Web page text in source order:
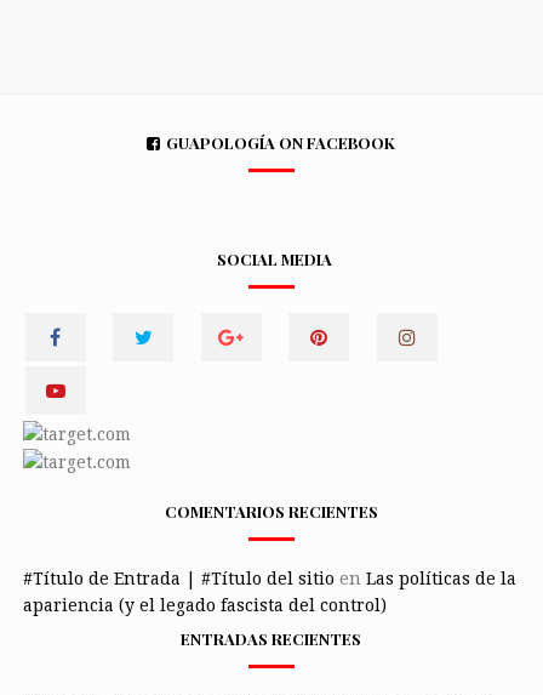
GUAPOLOGÍA ON FACEBOOK
SOCIAL MEDIA
COMENTARIOS RECIENTES
#Título de Entrada | #Título del sitio en Las políticas de la
apariencia (y el legado fascista del control)
ENTRADAS RECIENTES